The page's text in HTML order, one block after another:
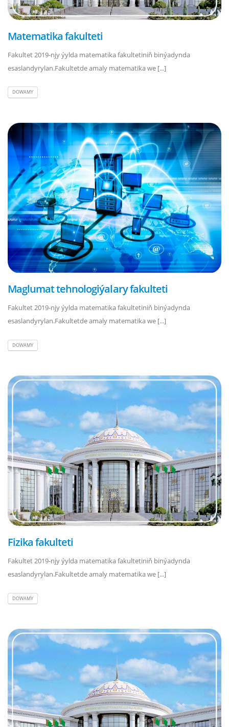
Matematika fakulteti
Fakultet 2019-njy ýylda matematika fakultetiniň binýadynda
esaslandyrylan.Fakultetde amaly matematika we [...]
DOWAMY
Maglumat tehnologiýalary fakulteti
Fakultet 2019-njy ýylda matematika fakultetiniň binýadynda
esaslandyrylan.Fakultetde amaly matematika we [...]
DOWAMY
Fizika fakulteti
Fakultet 2019-njy ýylda matematika fakultetiniň binýadynda
esaslandyrylan.Fakultetde amaly matematika we [...]
DOWAMY